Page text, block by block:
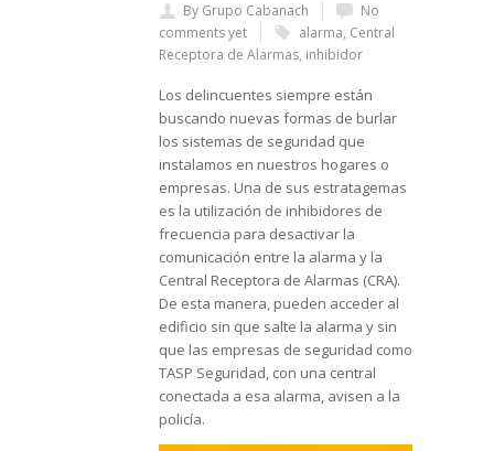
By Grupo Cabanach
No
comments yet
alarma, Central
Receptora de Alarmas, inhibidor
Los delincuentes siempre están
buscando nuevas formas de burlar
los sistemas de seguridad que
instalamos en nuestros hogares o
empresas. Una de sus estratagemas
es la utilización de inhibidores de
frecuencia para desactivar la
comunicación entre la alarma y la
Central Receptora de Alarmas (CRA).
De esta manera, pueden acceder al
edificio sin que salte la alarma y sin
que las empresas de seguridad como
TASP Seguridad, con una central
conectada a esa alarma, avisen a la
policía.